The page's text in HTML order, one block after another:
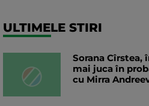
ULTIMELE STIRI
Sorana Cîrstea,
mai juca în
cu Mirra